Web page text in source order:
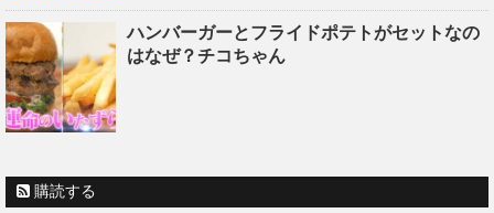
ハンバーガーとフライドポテトがセットなの
はなぜ？チコちゃん
購読する